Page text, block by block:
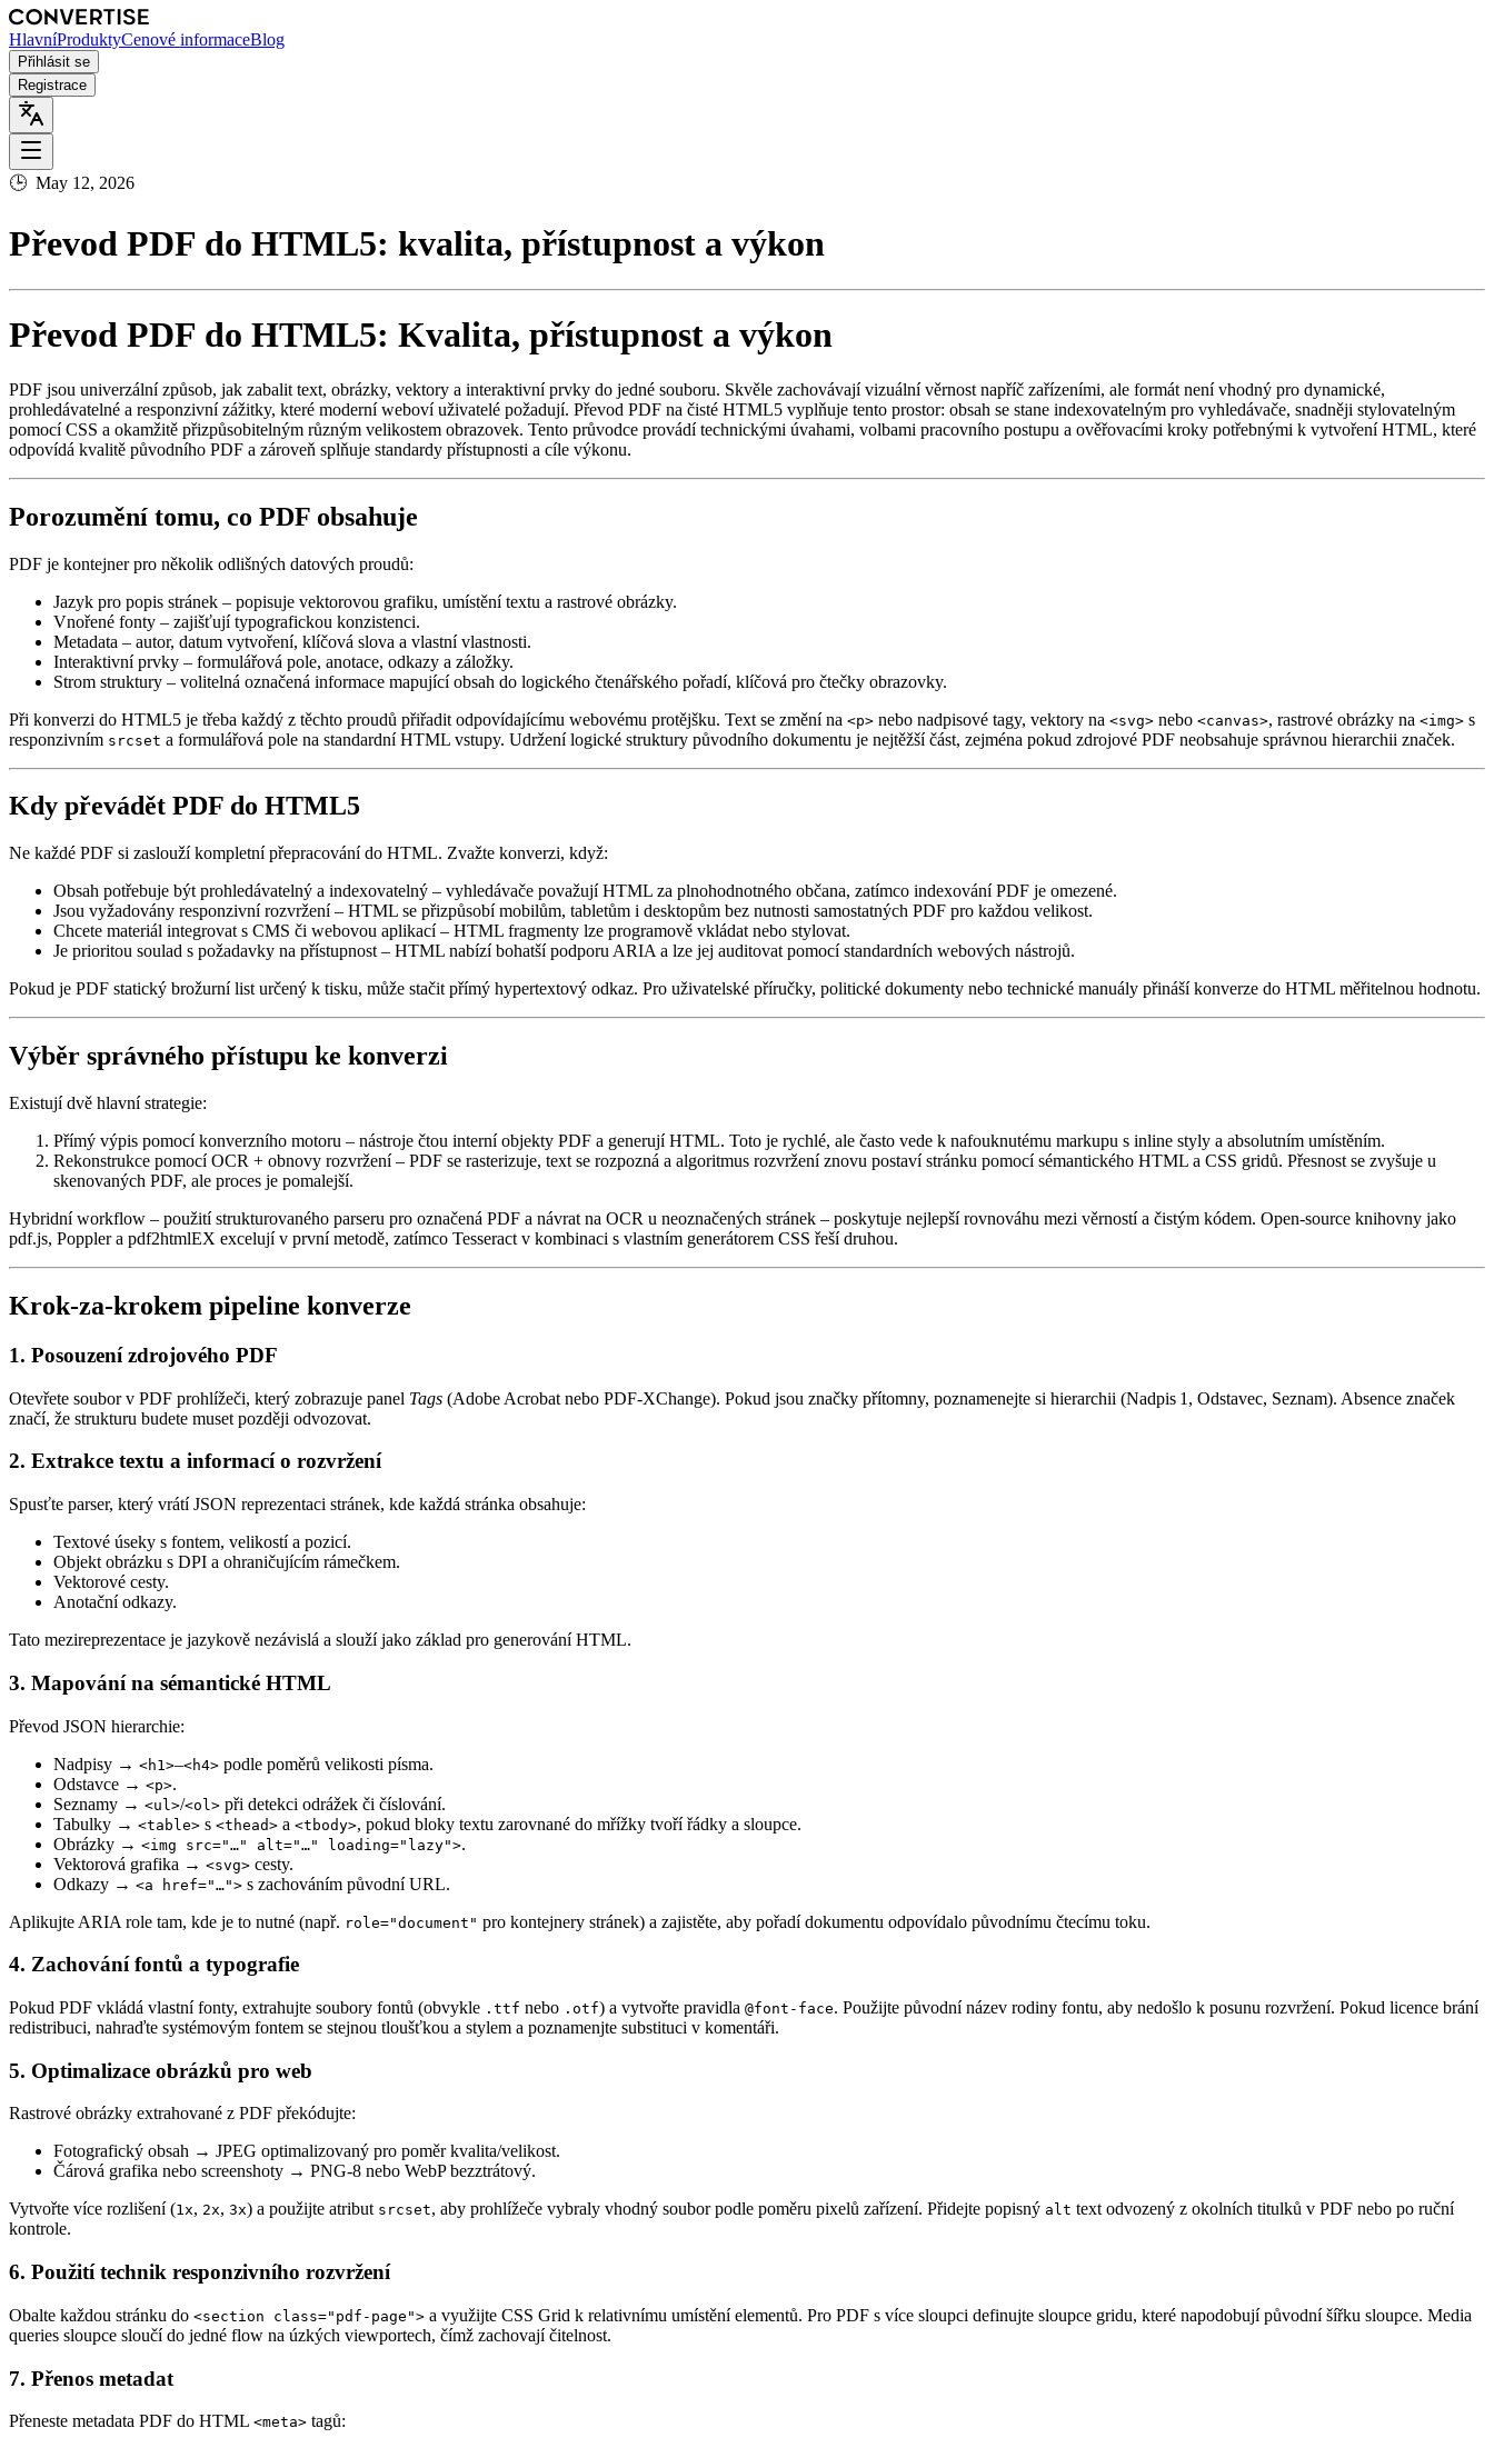
HlavníProduktyCenové informaceBlog
Přihlásit se
Registrace
🕒 May 12, 2026
Převod PDF do HTML5: kvalita, přístupnost a výkon
Převod PDF do HTML5: Kvalita, přístupnost a výkon
PDF jsou univerzální způsob, jak zabalit text, obrázky, vektory a interaktivní prvky do jedné souboru. Skvěle zachovávají vizuální věrnost napříč zařízeními, ale formát není vhodný pro dynamické,
prohledávatelné a responzivní zážitky, které moderní weboví uživatelé požadují. Převod PDF na čisté HTML5 vyplňuje tento prostor: obsah se stane indexovatelným pro vyhledávače, snadněji stylovatelným
pomocí CSS a okamžitě přizpůsobitelným různým velikostem obrazovek. Tento průvodce provádí technickými úvahami, volbami pracovního postupu a ověřovacími kroky potřebnými k vytvoření HTML, které
odpovídá kvalitě původního PDF a zároveň splňuje standardy přístupnosti a cíle výkonu.
Porozumění tomu, co PDF obsahuje
PDF je kontejner pro několik odlišných datových proudů:
Jazyk pro popis stránek – popisuje vektorovou grafiku, umístění textu a rastrové obrázky.
Vnořené fonty – zajišťují typografickou konzistenci.
Metadata – autor, datum vytvoření, klíčová slova a vlastní vlastnosti.
Interaktivní prvky – formulářová pole, anotace, odkazy a záložky.
Strom struktury – volitelná označená informace mapující obsah do logického čtenářského pořadí, klíčová pro čtečky obrazovky.
Při konverzi do HTML5 je třeba každý z těchto proudů přiřadit odpovídajícímu webovému protějšku. Text se změní na <p> nebo nadpisové tagy, vektory na <svg> nebo <canvas>, rastrové obrázky na <img> s
responzivním srcset a formulářová pole na standardní HTML vstupy. Udržení logické struktury původního dokumentu je nejtěžší část, zejména pokud zdrojové PDF neobsahuje správnou hierarchii značek.
Kdy převádět PDF do HTML5
Ne každé PDF si zaslouží kompletní přepracování do HTML. Zvažte konverzi, když:
Obsah potřebuje být prohledávatelný a indexovatelný – vyhledávače považují HTML za plnohodnotného občana, zatímco indexování PDF je omezené.
Jsou vyžadovány responzivní rozvržení– HTML se přizpůsobí mobilům, tabletům i desktopům bez nutnosti samostatných PDF pro každou velikost.
Chcete materiál integrovat s CMS či webovou aplikací– HTML fragmenty lze programově vkládat nebo stylovat.
Je prioritou soulad s požadavky na přístupnost – HTML nabízí bohatší podporu ARIA a lze jej auditovat pomocí standardních webových nástrojů.
Pokud je PDF statický brožurní list určený k tisku, může stačit přímý hypertextový odkaz. Pro uživatelské příručky, politické dokumenty nebo technické manuály přináší konverze do HTML měřitelnou hodnotu.
Výběr správného přístupu ke konverzi
Existují dvě hlavní strategie:
Přímý výpis pomocí konverzního motoru – nástroje čtou interní objekty PDF a generují HTML. Toto je rychlé, ale často vede k nafouknutému markupu s inline styly a absolutním umístěním.
Rekonstrukce pomocí OCR + obnovy rozvržení– PDF se rasterizuje, text se rozpozná a algoritmus rozvržení znovu postaví stránku pomocí sémantického HTML a CSS gridů. Přesnost se zvyšuje u
skenovaných PDF, ale proces je pomalejší.
Hybridní workflow – použití strukturovaného parseru pro označená PDF a návrat na OCR u neoznačených stránek – poskytuje nejlepší rovnováhu mezi věrností a čistým kódem. Open‑source knihovny jako
pdf.js, Popplera pdf2htmlEX excelují v první metodě, zatímco Tesseract v kombinaci s vlastním generátorem CSS řeší druhou.
Krok‑za‑krokem pipeline konverze
1. Posouzení zdrojového PDF
Otevřete soubor v PDF prohlížeči, který zobrazuje panel Tags (Adobe Acrobat nebo PDF‑XChange). Pokud jsou značky přítomny, poznamenejte si hierarchii (Nadpis 1, Odstavec, Seznam). Absence značek
značí, že strukturu budete muset později odvozovat.
2. Extrakce textu a informací o rozvržení
Spusťte parser, který vrátí JSON reprezentaci stránek, kde každá stránka obsahuje:
Textové úseky s fontem, velikostí a pozicí.
Objekt obrázku s DPI a ohraničujícím rámečkem.
Vektorové cesty.
Anotační odkazy.
Tato mezireprezentace je jazykově nezávislá a slouží jako základ pro generování HTML.
3. Mapování na sémantické HTML
Převod JSON hierarchie:
Nadpisy → <h1>–<h4> podle poměrů velikosti písma.
Odstavce → <p>.
Seznamy → <ul>/<ol> při detekci odrážek či číslování.
Tabulky → <table> s <thead> a <tbody>, pokud bloky textu zarovnané do mřížky tvoří řádky a sloupce.
Obrázky → <img src="…" alt="…" loading="lazy">.
Vektorová grafika → <svg> cesty.
Odkazy → <a href="…"> s zachováním původní URL.
Aplikujte ARIA role tam, kde je to nutné (např. role="document" pro kontejnery stránek) a zajistěte, aby pořadí dokumentu odpovídalo původnímu čtecímu toku.
4. Zachování fontů a typografie
Pokud PDF vkládá vlastní fonty, extrahujte soubory fontů (obvykle .ttf nebo .otf) a vytvořte pravidla @font-face. Použijte původní název rodiny fontu, aby nedošlo k posunu rozvržení. Pokud licence brání
redistribuci, nahraďte systémovým fontem se stejnou tloušťkou a stylem a poznamenjte substituci v komentáři.
5. Optimalizace obrázků pro web
Rastrové obrázky extrahované z PDF překódujte:
Fotografický obsah → JPEG optimalizovaný pro poměr kvalita/velikost.
Čárová grafika nebo screenshoty → PNG‑8 nebo WebP bezztrátový.
Vytvořte více rozlišení (1x, 2x, 3x) a použijte atribut srcset, aby prohlížeče vybraly vhodný soubor podle poměru pixelů zařízení. Přidejte popisný alt text odvozený z okolních titulků v PDF nebo po ruční
kontrole.
6. Použití technik responzivního rozvržení
Obalte každou stránku do <section class="pdf-page"> a využijte CSS Grid k relativnímu umístění elementů. Pro PDF s více sloupci definujte sloupce gridu, které napodobují původní šířku sloupce. Media
queries sloupce sloučí do jedné flow na úzkých viewportech, čímž zachovají čitelnost.
7. Přenos metadat
Přeneste metadata PDF do HTML <meta> tagů: